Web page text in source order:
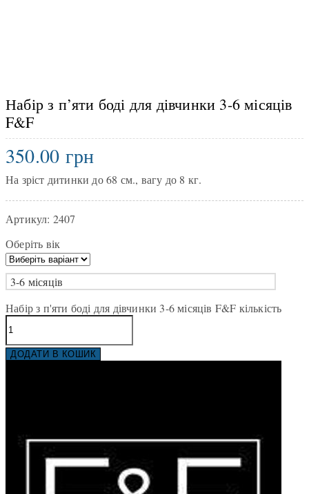
Набір з п’яти боді для дівчинки 3-6 місяців
F&F
350.00грн
На зріст дитинки до 68 см., вагу до 8 кг.
Артикул: 2407
Оберіть вік
3-6 місяців
Набір з п'яти боді для дівчинки 3-6 місяців F&F кількість
ДОДАТИ В КОШИК